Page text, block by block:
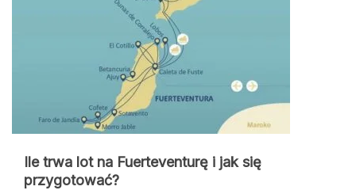
Ile trwa lot na Fuerteventurę i jak się
przygotować?